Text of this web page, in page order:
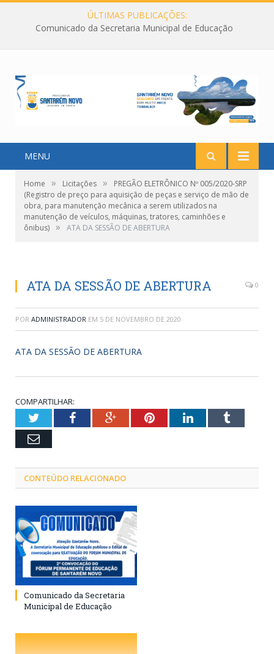
ÚLTIMAS PUBLICAÇÕES:
Comunicado da Secretaria Municipal de Educação
MENU
Home » Licitações »
PREGÃO ELETRÔNICO Nº 005/2020-SRP
(Registro de preço para aquisição de peças e serviço de mão de
obra, para manutenção mecânica a serem utilizados na
manutenção de veículos, máquinas, tratores, caminhões e
ônibus) » ATA DA SESSÃO DE ABERTURA
ATA DA SESSÃO DE ABERTURA 0
POR ADMINISTRADOR EM 5 DE NOVEMBRO DE 2020
ATA DA SESSÃO DE ABERTURA
COMPARTILHAR:
TwitterFacebookGoogle+PinterestLinkedInTumblr
Email
CONTEÚDO RELACIONADO
Comunicado da Secretaria
Municipal de Educação